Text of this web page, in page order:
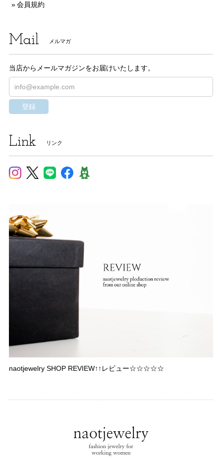
会員規約
Mail メルマガ
当店からメールマガジンをお届けいたします。
登録
Link リンク
naotjewelry SHOP REVIEW↑↑レビュー☆☆☆☆☆